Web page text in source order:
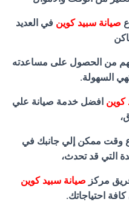
صيانة سبيد كوينفي العديد
من الحصول على مساعدته
السهولة.
كوين افضل خدمة صيانة علي
وقت ممكن إلي جانبك في
التي قد تحدث،
مركز صيانة سبيد كوين
احتياجاتك.